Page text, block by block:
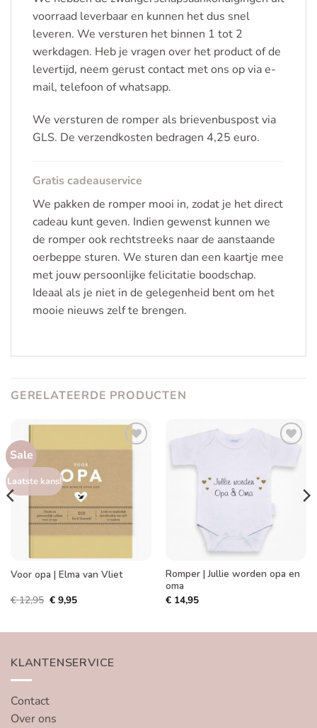
voorraad leverbaar en kunnen het dus snel
leveren. We versturen het binnen 1 tot 2
werkdagen. Heb je vragen over het product of de
levertijd, neem gerust contact met ons op via e-
mail, telefoon of whatsapp.
We versturen de romper als brievenbuspost via
GLS. De verzendkosten bedragen 4,25 euro.
Gratis cadeauservice
We pakken de romper mooi in, zodat je het direct
cadeau kunt geven. Indien gewenst kunnen we
de romper ook rechtstreeks naar de aanstaande
oerbeppe sturen. We sturen dan een kaartje mee
met jouw persoonlijke felicitatie boodschap.
Ideaal als je niet in de gelegenheid bent om het
mooie nieuws zelf te brengen.
GERELATEERDE PRODUCTEN
Sale
Laatste kans!
Voor opa | Elma van Vliet
€12,95 Oorspronkelijke
prijs
€9,95Huidige
aan
verlanglijst
Romper | Jullie worden opa en
oma
€14,95
KLANTENSERVICE
Contact
Over ons